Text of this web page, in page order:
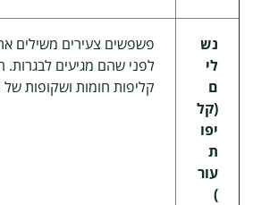
נש
לי
ם
(קל
יפו
ת
עור
)
לפני שהם מגיעים לבגרות.
קליפות חומות ושקופות